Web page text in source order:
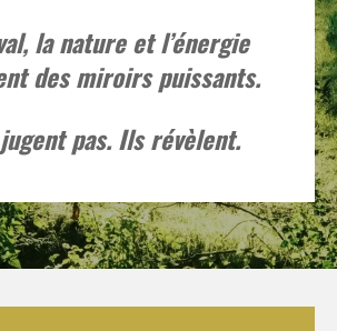
la nature et l’énergie
des miroirs puissants.
pas. Ils révèlent.